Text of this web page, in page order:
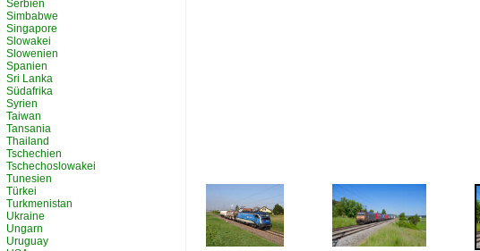
Serbien
Simbabwe
Singapore
Slowakei
Slowenien
Spanien
Sri Lanka
Südafrika
Syrien
Taiwan
Tansania
Thailand
Tschechien
Tschechoslowakei
Tunesien
Türkei
Turkmenistan
Ukraine
Ungarn
Uruguay